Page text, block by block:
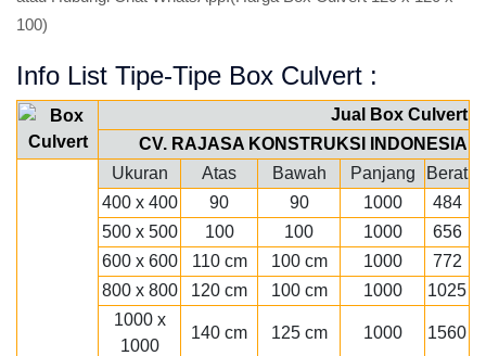
100)
Info List Tipe-Tipe Box Culvert :
Jual Box Culvert
CV. RAJASA KONSTRUKSI INDONESIA
Ukuran
Atas Bawah Panjang
Berat
400 x 400
90 90 1000
484
500 x 500
100 100 1000
656
600 x 600
110 cm 100 cm 1000
772
800 x 800
120 cm 100 cm 1000
1025
1000 x
1000
140 cm 125 cm 1000 1560